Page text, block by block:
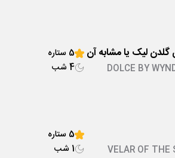
گلدن لیک یا مشابه آن
DOLCE BY
5 ستاره
4 شب
VELAR OF
5 ستاره
1 شب